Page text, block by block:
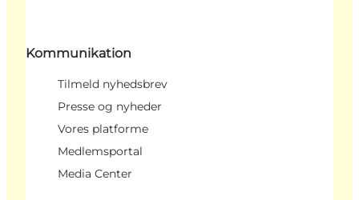
Kommunikation
Tilmeld nyhedsbrev
Presse og nyheder
Vores platforme
Medlemsportal
Media Center